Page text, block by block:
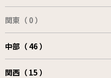
関東（ 0 ）
中部（ 46 ）
関西（ 15 ）